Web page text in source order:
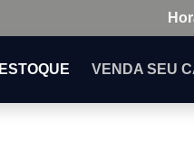
ESTOQUE VENDA SEU